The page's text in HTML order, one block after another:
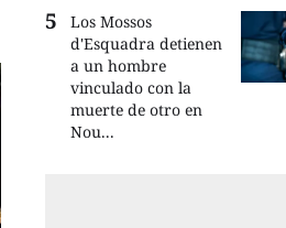
Los Mossos
d'Esquadra detienen
a un hombre
vinculado con la
muerte de otro en
Nou...